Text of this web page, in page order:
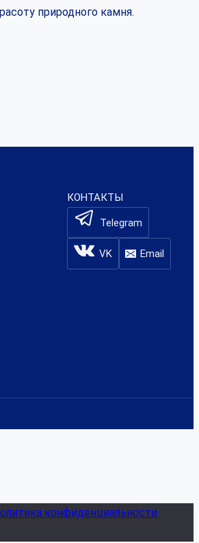
природного камня.
КОНТАКТЫ
Telegram
VK Email
конфиденциальности